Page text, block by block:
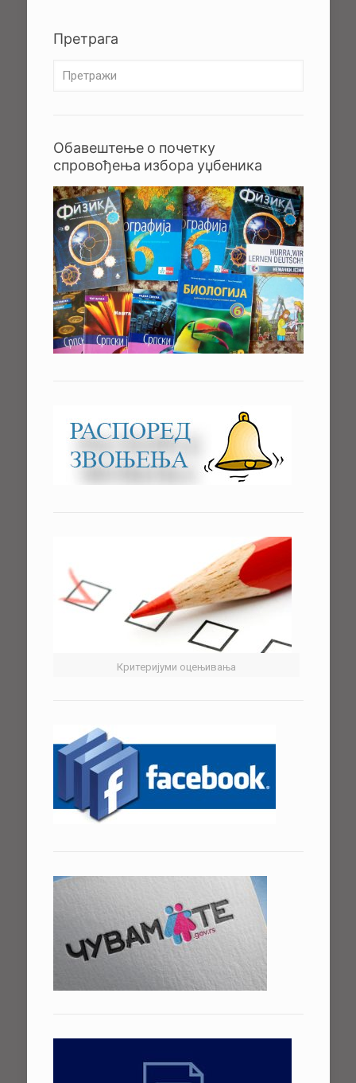
Претрага
Обавештење о почетку
спровођења избора уџбеника
Критеријуми оцењивања